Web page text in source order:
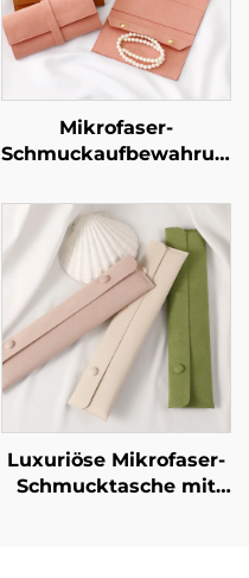
Mikrofaser-
Gravur – tragbar,
multifunktional, für
Ohrringe, Ringe,
Halsketten und Uhren
– Aufrolltasche
Luxuriöse Mikrofaser-
Schmucktasche mit